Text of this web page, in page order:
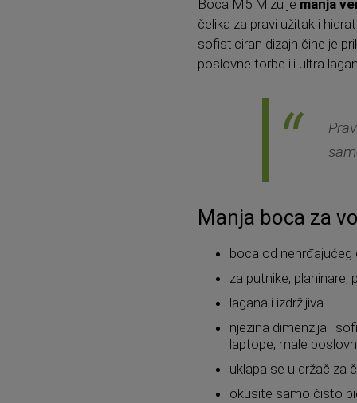
Boca M5 Mizu je manja
čelika za pravi užitak i
sofisticiran dizajn čine je
poslovne torbe ili ultra
Manja boca za
boca od nehrđajućeg
za putnike, planinare,
lagana i izdržljiva
njezina dimenzija i
laptope, male
uklapa se u držač za
okusite samo čisto